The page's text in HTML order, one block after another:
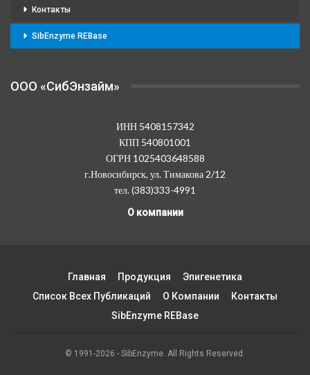
Контакты
SibEnzyme REBase
OOO «СибЭнзайм»
ИНН 5408157342
КПП 540801001
ОГРН 1025403648588
г.Новосибирск, ул. Тимакова 2/12
тел. (383)333-4991
О компании
Главная Продукция
Эпигенетика
Список Всех Публикаций
О Компании
Контакты
SibEnzyme REBase
© 1991-2026 - SibEnzyme. All Rights Reserved.